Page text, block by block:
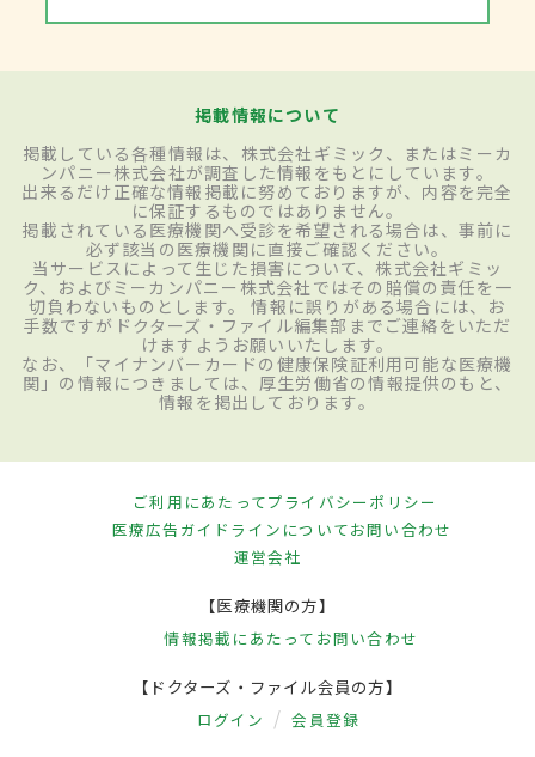
掲載情報について
掲載している各種情報は、株式会社ギミック、またはミーカ
ンパニー株式会社が調査した情報をもとにしています。
出来るだけ正確な情報掲載に努めておりますが、内容を完全
に保証するものではありません。
掲載されている医療機関へ受診を希望される場合は、事前に
必ず該当の医療機関に直接ご確認ください。
当サービスによって生じた損害について、株式会社ギミッ
ク、およびミーカンパニー株式会社ではその賠償の責任を一
切負わないものとします。 情報に誤りがある場合には、お
手数ですがドクターズ・ファイル編集部までご連絡をいただ
けますようお願いいたします。
なお、「マイナンバーカードの健康保険証利用可能な医療機
関」の情報につきましては、厚生労働省の情報提供のもと、
情報を掲出しております。
ご利用にあたってプライバシーポリシー
医療広告ガイドラインについてお問い合わせ
運営会社
【医療機関の方】
情報掲載にあたって お問い合わせ
【ドクターズ・ファイル会員の方】
ログイン 会員登録